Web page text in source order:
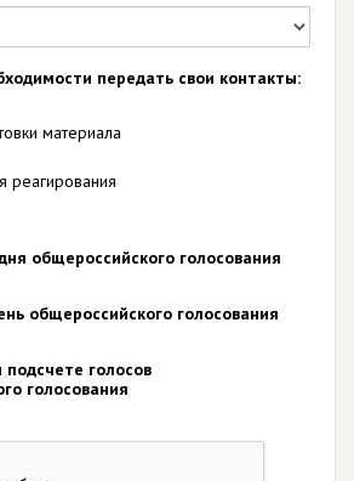
передать свои контакты:
материала
реагирования
общероссийского голосования
общероссийского голосования
голосов
голосования